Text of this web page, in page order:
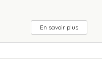
En savoir plus